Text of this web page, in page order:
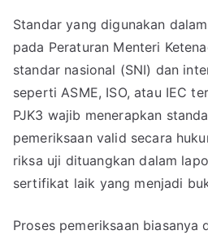
Standar yang digunakan
pada Peraturan Menteri
standar nasional (SNI) dan
seperti ASME, ISO, atau IEC
PJK3 wajib menerapkan
pemeriksaan valid secara
riksa uji dituangkan dalam
sertifikat laik yang menjadi
Proses pemeriksaan biasanya